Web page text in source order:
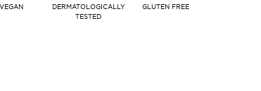
VEGAN
DERMATOLOGICALLY
TESTED
GLUTEN FREE